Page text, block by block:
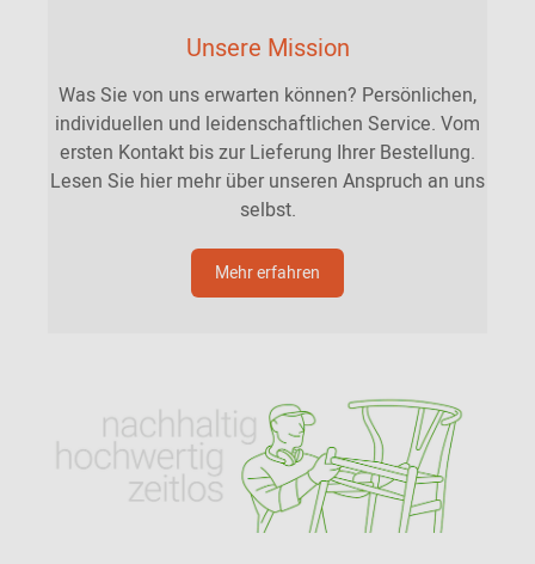
Unsere Mission
Was Sie von uns erwarten können? Persönlichen,
individuellen und leidenschaftlichen Service. Vom
ersten Kontakt bis zur Lieferung Ihrer Bestellung.
Lesen Sie hier mehr über unseren Anspruch an uns
selbst.
Mehr erfahren